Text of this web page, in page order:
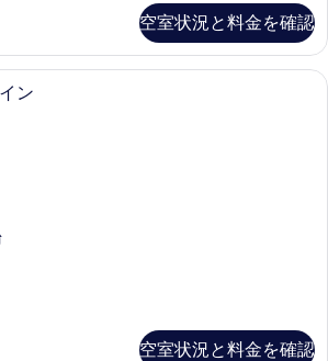
空室状況と料金を確認
セーフティボックス (室内)、遮光カ
ン
空室状況と料金を確認